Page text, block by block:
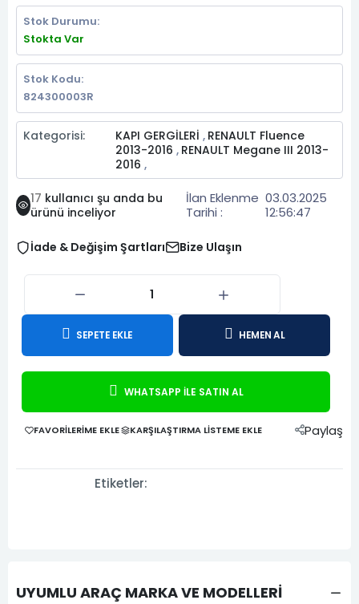
Stok Durumu:
Stokta Var
Stok Kodu:
824300003R
Kategorisi: KAPI GERGİLERİ , RENAULT Fluence
2013-2016 , RENAULT Megane III 2013-
2016 ,
17 kullanıcı şu anda bu
ürünü inceliyor
İlan Eklenme
Tarihi :
03.03.2025
12:56:47
İade & Değişim Şartları Bize Ulaşın
SEPETE EKLE HEMEN AL
WHATSAPP İLE SATIN AL
FAVORILERIME EKLE KARŞILAŞTIRMA LISTEME EKLE Paylaş
Etiketler:
UYUMLU ARAÇ MARKA VE MODELLERİ